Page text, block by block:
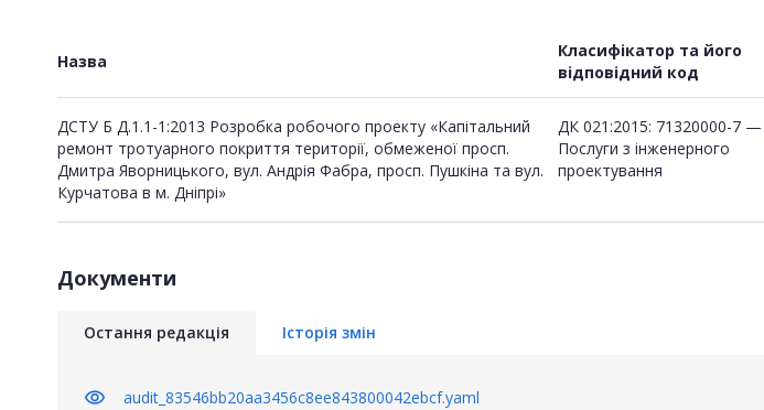
Назва
Класифікатор та його
відповідний код
ДСТУ Б Д.1.1-1:2013 Розробка робочого проекту «Капітальний
ремонт тротуарного покриття території, обмеженої просп.
Дмитра Яворницького, вул. Андрія Фабра, просп. Пушкіна та вул.
Курчатова в м. Дніпрі»
ДК 021:2015: 71320000-7 —
Послуги з інженерного
проектування
Документи
Остання редакція Історія змін
visibility audit_83546bb20aa3456c8ee843800042ebcf.yaml